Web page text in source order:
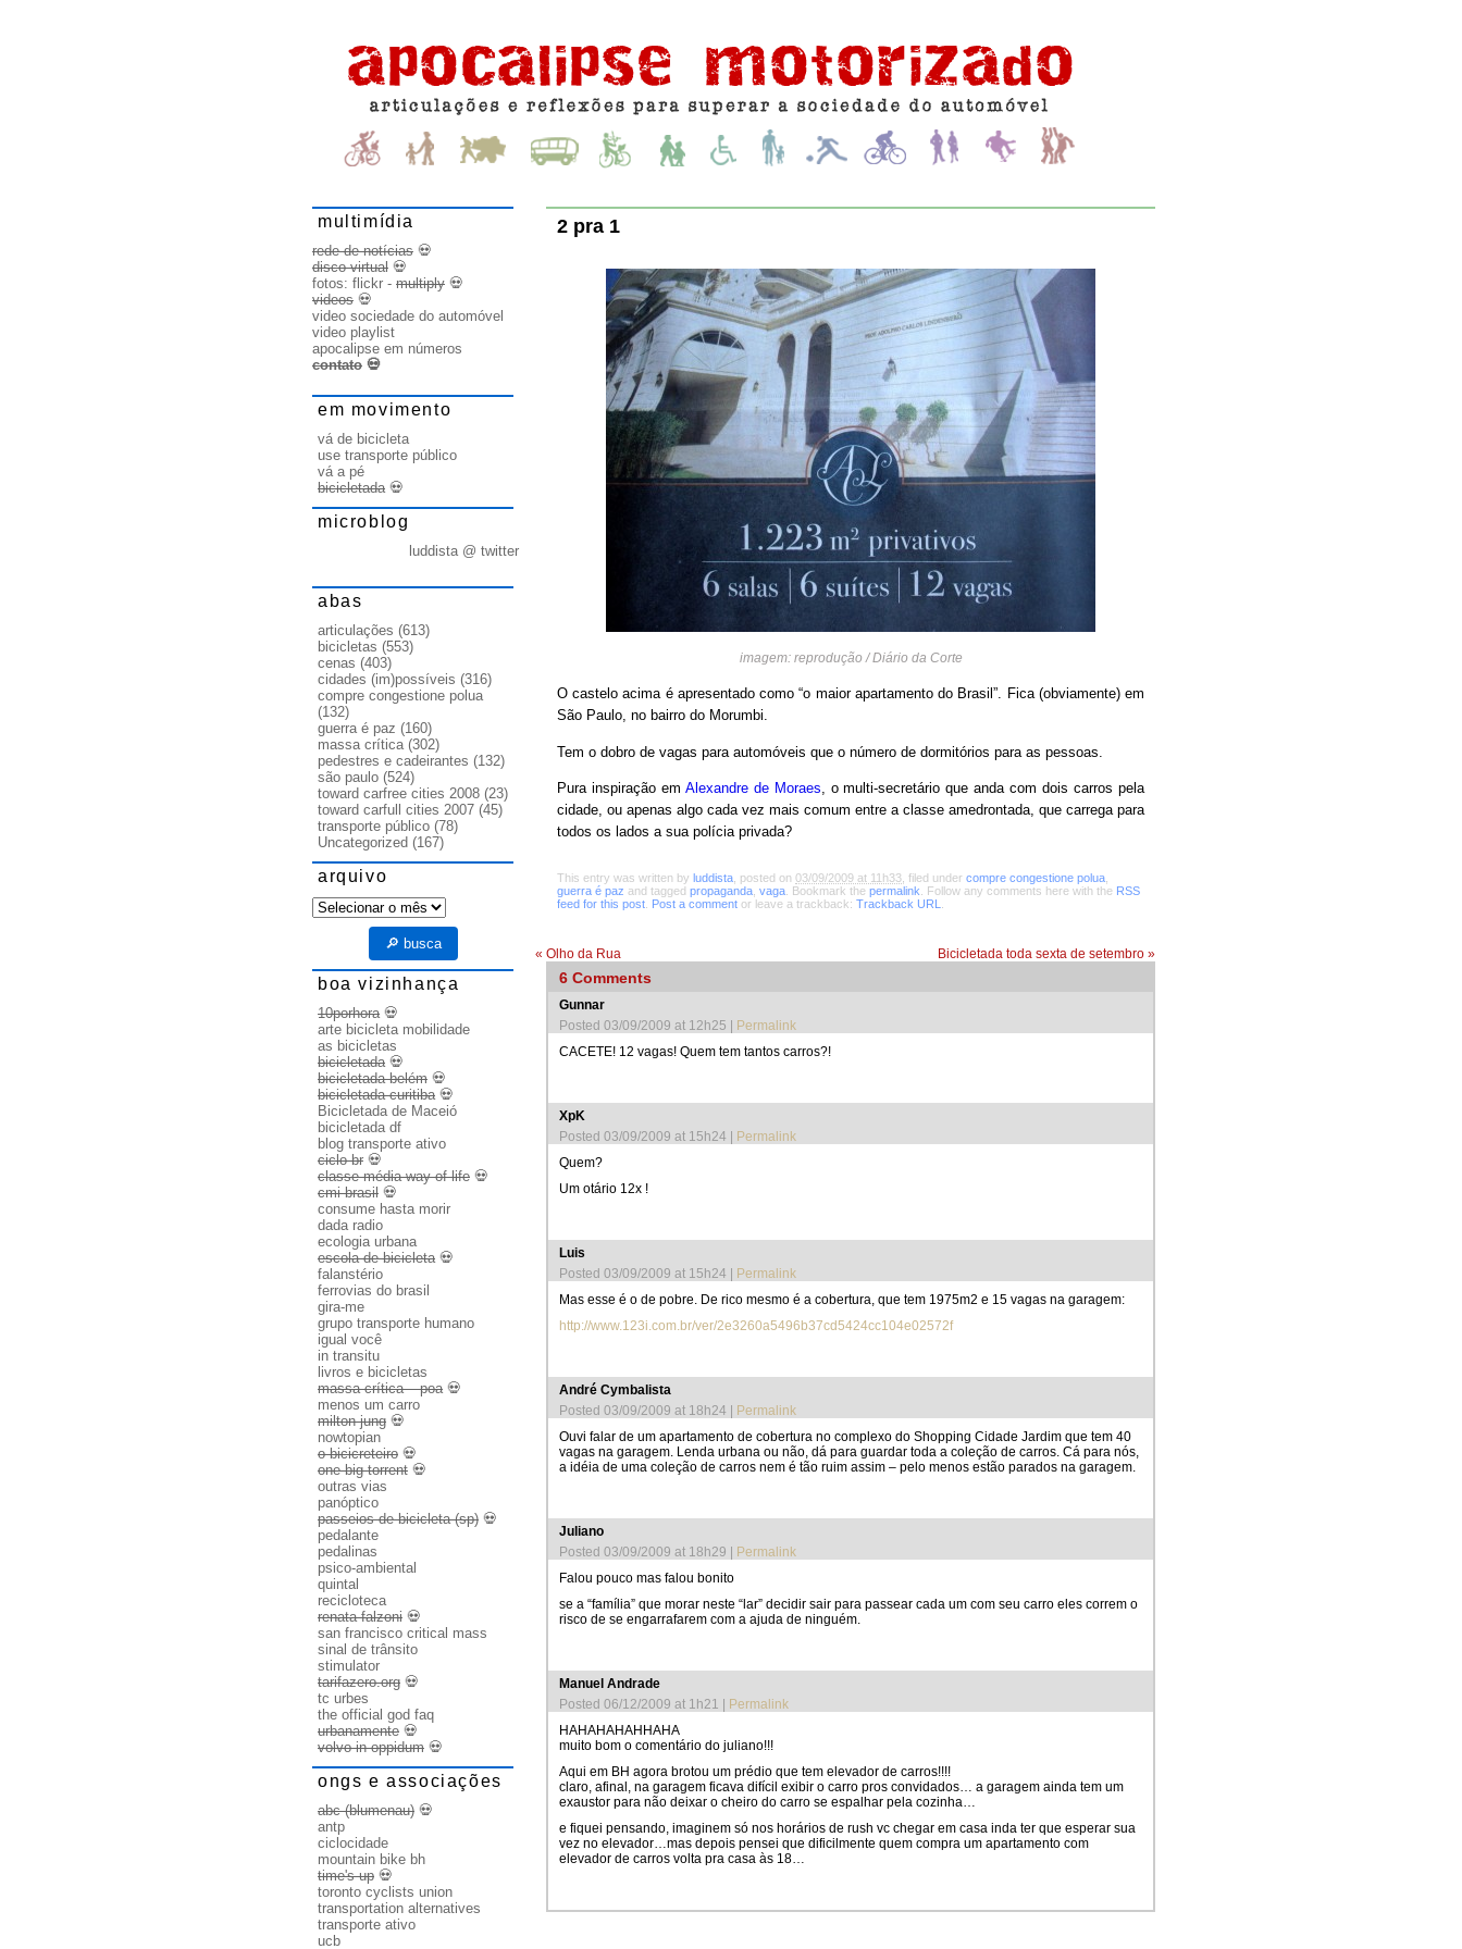
2 pra 1
imagem: reprodução / Diário da Corte
O castelo acima é apresentado como “o maior apartamento do Brasil”. Fica (obviamente) em
São Paulo, no bairro do Morumbi.
Tem o dobro de vagas para automóveis que o número de dormitórios para as pessoas.
Pura inspiração em Alexandre de Moraes , o multi-secretário que anda com dois carros pela
cidade, ou apenas algo cada vez mais comum entre a classe amedrontada, que carrega para
todos os lados a sua polícia privada?
This entry was written by luddista , posted on 03/09/2009 at 11h33 , filed under compre congestione polua
guerra é paz and tagged propaganda vaga . Bookmark the permalink . Follow any comments here with the RSS
feed for this post
Post a comment or leave a trackback: Trackback URL
« Olho da Rua Bicicletada toda sexta de setembro »
6 Comments
Gunnar
Posted 03/09/2009 at 12h25
Permalink
CACETE! 12 vagas! Quem tem tantos carros?!
XpK
Posted 03/09/2009 at 15h24
Permalink
Quem?
Um otário 12x !
Luis
Posted 03/09/2009 at 15h24
Permalink
Mas esse é o de pobre. De rico mesmo é a cobertura, que tem 1975m2 e 15 vagas na garagem:
http://www.123i.com.br/ver/2e3260a5496b37cd5424cc104e02572f
André Cymbalista
Posted 03/09/2009 at 18h24
Permalink
Ouvi falar de um apartamento de cobertura no complexo do Shopping Cidade Jardim que tem 40
vagas na garagem. Lenda urbana ou não, dá para guardar toda a coleção de carros. Cá para nós,
a idéia de uma coleção de carros nem é tão ruim assim – pelo menos estão parados na garagem.
Juliano
Posted 03/09/2009 at 18h29
Permalink
Falou pouco mas falou bonito
se a “família” que morar neste “lar” decidir sair para passear cada um com seu carro eles correm o
risco de se engarrafarem com a ajuda de ninguém.
Manuel Andrade
Posted 06/12/2009 at 1h21
Permalink
HAHAHAHAHHAHA
muito bom o comentário do juliano!!!
Aqui em BH agora brotou um prédio que tem elevador de carros!!!!
claro, afinal, na garagem ficava difícil exibir o carro pros convidados… a garagem ainda tem um
exaustor para não deixar o cheiro do carro se espalhar pela cozinha…
e fiquei pensando, imaginem só nos horários de rush vc chegar em casa inda ter que esperar sua
vez no elevador…mas depois pensei que dificilmente quem compra um apartamento com
elevador de carros volta pra casa às 18…
multimídia
rede de notícias 💀
disco virtual 💀
fotos: flickr - multiply 💀
videos 💀
video sociedade do automóvel
video playlist
apocalipse em números
contato 💀
em movimento
vá de bicicleta
use transporte público
vá a pé
bicicletada💀
microblog
luddista @ twitter
abas
articulações (613)
bicicletas (553)
cenas (403)
cidades (im)possíveis (316)
compre congestione polua
(132)
guerra é paz (160)
massa crítica(302)
pedestres e cadeirantes (132)
são paulo (524)
toward carfree cities 2008 (23)
toward carfull cities 2007 (45)
transporte público (78)
Uncategorized (167)
arquivo
arquivo
🔎 busca
boa vizinhança
10porhora💀
arte bicicleta mobilidade
as bicicletas
bicicletada💀
bicicletada belém 💀
bicicletada curitiba💀
Bicicletada de Maceió
bicicletada df
blog transporte ativo
ciclo br 💀
classe média way of life 💀
cmi brasil 💀
consume hasta morir
dada radio
ecologia urbana
escola de bicicleta💀
falanstério
ferrovias do brasil
gira-me
grupo transporte humano
igual você
in transitu
livros e bicicletas
massa crítica – poa💀
menos um carro
milton jung 💀
nowtopian
o bicicreteiro 💀
one big torrent 💀
outras vias
panóptico
passeios de bicicleta (sp) 💀
pedalante
pedalinas
psico-ambiental
quintal
recicloteca
renata falzoni 💀
san francisco critical mass
sinal de trânsito
stimulator
tarifazero.org 💀
tc urbes
the official god faq
urbanamente 💀
volvo in oppidum 💀
ongs e associações
abc (blumenau) 💀
antp
ciclocidade
mountain bike bh
time's up 💀
toronto cyclists union
transportation alternatives
transporte ativo
ucb